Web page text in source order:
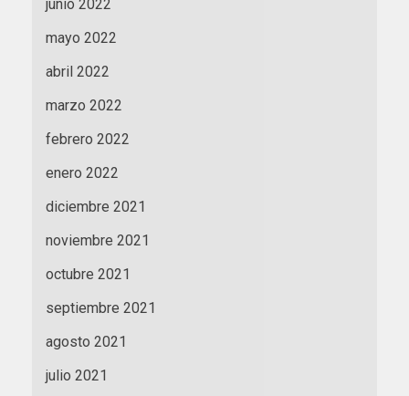
junio 2022
mayo 2022
abril 2022
marzo 2022
febrero 2022
enero 2022
diciembre 2021
noviembre 2021
octubre 2021
septiembre 2021
agosto 2021
julio 2021